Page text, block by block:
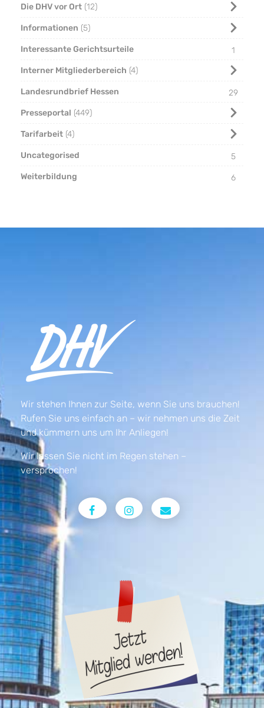
Die DHV vor Ort 12
Informationen 5
Interessante Gerichtsurteile
1
Interner Mitgliederbereich 4
Landesrundbrief Hessen
29
Presseportal 449
Tarifarbeit 4
Uncategorised
5
Weiterbildung
6
Wir stehen Ihnen zur Seite, wenn Sie uns brauchen!
Rufen Sie uns einfach an – wir nehmen uns die Zeit
und kümmern uns um Ihr Anliegen!
Wir lassen Sie nicht im Regen stehen –
versprochen!